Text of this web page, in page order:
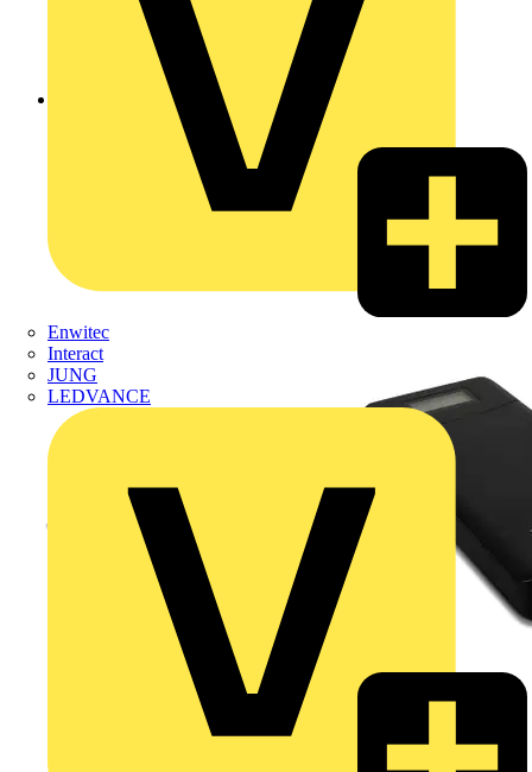
Enwitec
Interact
JUNG
LEDVANCE
Zurück zu Produkte